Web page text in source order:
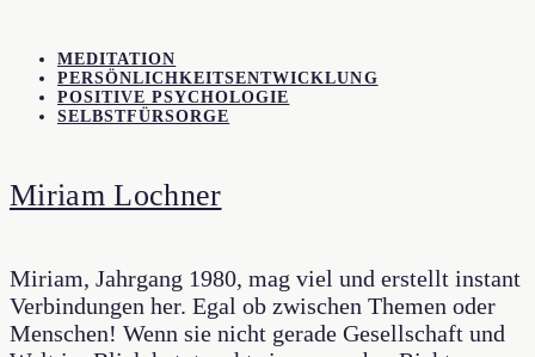
MEDITATION
PERSÖNLICHKEITSENTWICKLUNG
POSITIVE PSYCHOLOGIE
SELBSTFÜRSORGE
Miriam Lochner
Miriam, Jahrgang 1980, mag viel und erstellt instant
Verbindungen her. Egal ob zwischen Themen oder
Menschen! Wenn sie nicht gerade Gesellschaft und